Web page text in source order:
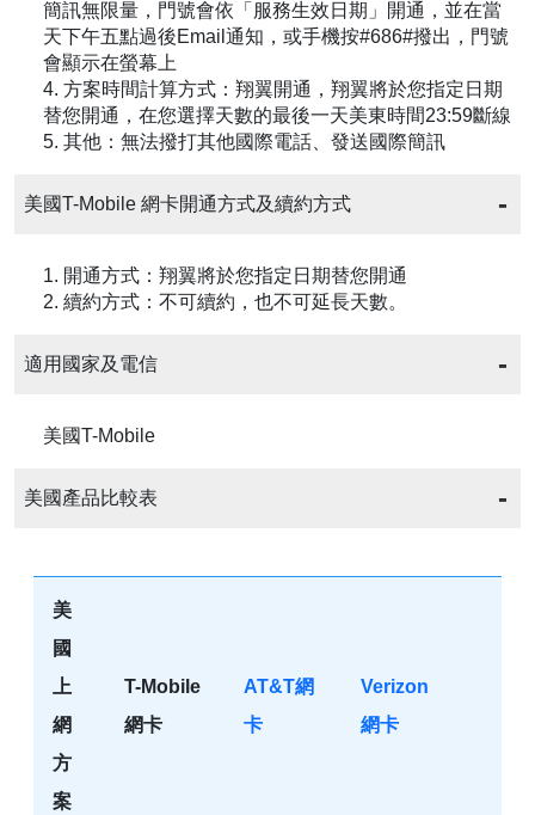
簡訊無限量，門號會依「服務生效日期」開通，並在當
天下午五點過後Email通知，或手機按#686#撥出，門號
會顯示在螢幕上
4. 方案時間計算方式：翔翼開通，翔翼將於您指定日期
替您開通，在您選擇天數的最後一天美東時間23:59斷線
5. 其他：無法撥打其他國際電話、發送國際簡訊
美國T-Mobile 網卡開通方式及續約方式
1. 開通方式：翔翼將於您指定日期替您開通
2. 續約方式：不可續約，也不可延長天數。
適用國家及電信
美國T-Mobile
美國產品比較表
美
國
上
網
方
案
T-Mobile
網卡
AT&T網
卡
Verizon
網卡